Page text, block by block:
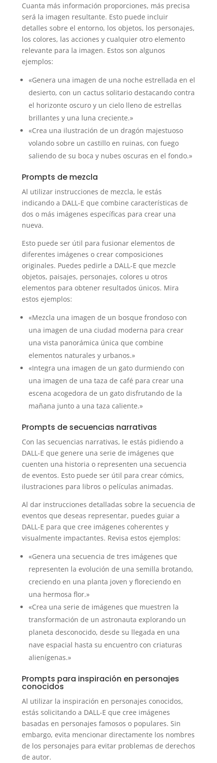
Cuanta más información proporciones, más precisa
será la imagen resultante. Esto puede incluir
detalles sobre el entorno, los objetos, los personajes,
los colores, las acciones y cualquier otro elemento
relevante para la imagen. Estos son algunos
ejemplos:
«Genera una imagen de una noche estrellada en el
desierto, con un cactus solitario destacando contra
el horizonte oscuro y un cielo lleno de estrellas
brillantes y una luna creciente.»
«Crea una ilustración de un dragón majestuoso
volando sobre un castillo en ruinas, con fuego
saliendo de su boca y nubes oscuras en el fondo.»
Prompts de mezcla
Al utilizar instrucciones de mezcla, le estás
indicando a DALL-E que combine características de
dos o más imágenes específicas para crear una
nueva.
Esto puede ser útil para fusionar elementos de
diferentes imágenes o crear composiciones
originales. Puedes pedirle a DALL-E que mezcle
objetos, paisajes, personajes, colores u otros
elementos para obtener resultados únicos. Mira
estos ejemplos:
«Mezcla una imagen de un bosque frondoso con
una imagen de una ciudad moderna para crear
una vista panorámica única que combine
elementos naturales y urbanos.»
«Integra una imagen de un gato durmiendo con
una imagen de una taza de café para crear una
escena acogedora de un gato disfrutando de la
mañana junto a una taza caliente.»
Prompts de secuencias narrativas
Con las secuencias narrativas, le estás pidiendo a
DALL-E que genere una serie de imágenes que
cuenten una historia o representen una secuencia
de eventos. Esto puede ser útil para crear cómics,
ilustraciones para libros o películas animadas.
Al dar instrucciones detalladas sobre la secuencia de
eventos que deseas representar, puedes guiar a
DALL-E para que cree imágenes coherentes y
visualmente impactantes. Revisa estos ejemplos:
«Genera una secuencia de tres imágenes que
representen la evolución de una semilla brotando,
creciendo en una planta joven y floreciendo en
una hermosa flor.»
«Crea una serie de imágenes que muestren la
transformación de un astronauta explorando un
planeta desconocido, desde su llegada en una
nave espacial hasta su encuentro con criaturas
alienígenas.»
Prompts para inspiración en personajes
conocidos
Al utilizar la inspiración en personajes conocidos,
estás solicitando a DALL-E que cree imágenes
basadas en personajes famosos o populares. Sin
embargo, evita mencionar directamente los nombres
de los personajes para evitar problemas de derechos
de autor.